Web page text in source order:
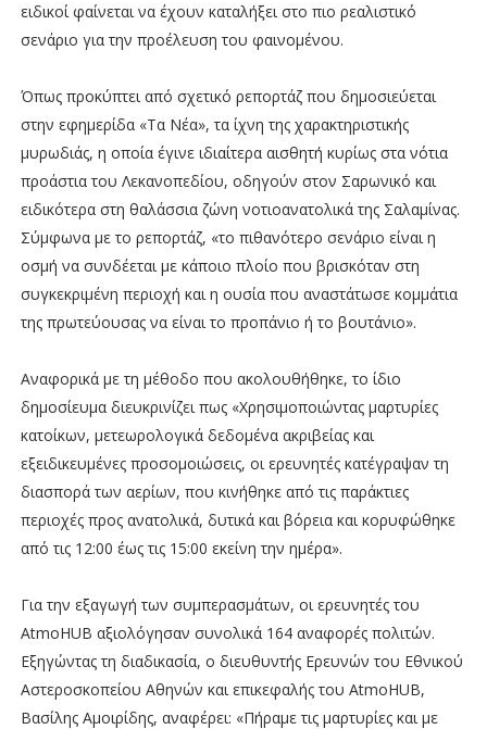
ειδικοί φαίνεται να έχουν καταλήξει στο πιο ρεαλιστικό
σενάριο για την προέλευση του φαινομένου.
Όπως προκύπτει από σχετικό ρεπορτάζ που δημοσιεύεται
στην εφημερίδα «Τα Νέα», τα ίχνη της χαρακτηριστικής
μυρωδιάς, η οποία έγινε ιδιαίτερα αισθητή κυρίως στα νότια
προάστια του Λεκανοπεδίου, οδηγούν στον Σαρωνικό και
ειδικότερα στη θαλάσσια ζώνη νοτιοανατολικά της Σαλαμίνας.
Σύμφωνα με το ρεπορτάζ, «το πιθανότερο σενάριο είναι η
οσμή να συνδέεται με κάποιο πλοίο που βρισκόταν στη
συγκεκριμένη περιοχή και η ουσία που αναστάτωσε κομμάτια
της πρωτεύουσας να είναι το προπάνιο ή το βουτάνιο».
Αναφορικά με τη μέθοδο που ακολουθήθηκε, το ίδιο
δημοσίευμα διευκρινίζει πως «Χρησιμοποιώντας μαρτυρίες
κατοίκων, μετεωρολογικά δεδομένα ακριβείας και
εξειδικευμένες προσομοιώσεις, οι ερευνητές κατέγραψαν τη
διασπορά των αερίων, που κινήθηκε από τις παράκτιες
περιοχές προς ανατολικά, δυτικά και βόρεια και κορυφώθηκε
από τις 12:00 έως τις 15:00 εκείνη την ημέρα».
Για την εξαγωγή των συμπερασμάτων, οι ερευνητές του
AtmoHUB αξιολόγησαν συνολικά 164 αναφορές πολιτών.
Εξηγώντας τη διαδικασία, ο διευθυντής Ερευνών του Εθνικού
Αστεροσκοπείου Αθηνών και επικεφαλής του AtmoHUB,
Βασίλης Αμοιρίδης, αναφέρει: «Πήραμε τις μαρτυρίες και με